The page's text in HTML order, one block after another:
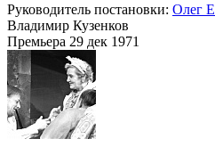
Руководитель постановки: Олег
Владимир Кузенков
Премьера 29 дек 1971